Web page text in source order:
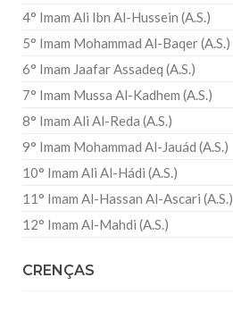
4° Imam Ali Ibn Al-Hussein (A.S.)
5° Imam Mohammad Al-Baqer (A.S.)
6° Imam Jaafar Assadeq (A.S.)
7° Imam Mussa Al-Kadhem (A.S.)
8° Imam Ali Al-Reda (A.S.)
9° Imam Mohammad Al-Jauád (A.S.)
10° Imam Ali Al-Hádi (A.S.)
11° Imam Al-Hassan Al-Ascari (A.S.)
12° Imam Al-Mahdi (A.S.)
CRENÇAS